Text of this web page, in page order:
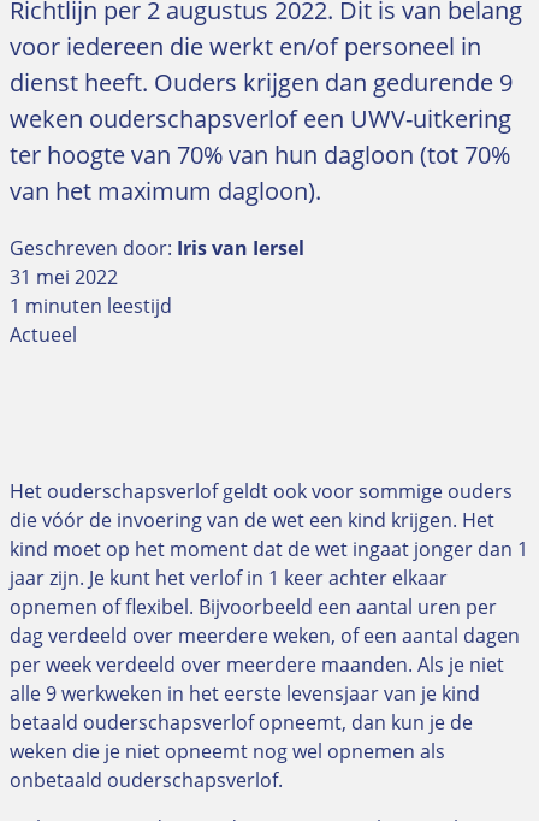
Richtlijn per 2 augustus 2022. Dit is van belang
voor iedereen die werkt en/of personeel in
dienst heeft. Ouders krijgen dan gedurende 9
weken ouderschapsverlof een UWV-uitkering
ter hoogte van 70% van hun dagloon (tot 70%
van het maximum dagloon).
Geschreven door: Iris van Iersel
31 mei 2022
1 minuten leestijd
Actueel
Het ouderschapsverlof geldt ook voor sommige ouders
die vóór de invoering van de wet een kind krijgen. Het
kind moet op het moment dat de wet ingaat jonger dan 1
jaar zijn. Je kunt het verlof in 1 keer achter elkaar
opnemen of flexibel. Bijvoorbeeld een aantal uren per
dag verdeeld over meerdere weken, of een aantal dagen
per week verdeeld over meerdere maanden. Als je niet
alle 9 werkweken in het eerste levensjaar van je kind
betaald ouderschapsverlof opneemt, dan kun je de
weken die je niet opneemt nog wel opnemen als
onbetaald ouderschapsverlof.